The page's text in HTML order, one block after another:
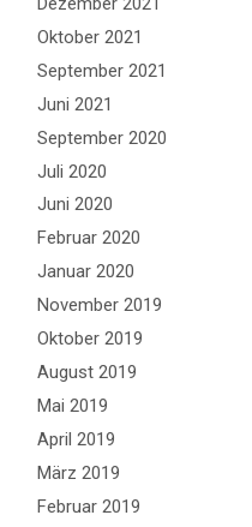
Oktober 2021
September 2021
Juni 2021
September 2020
Juli 2020
Juni 2020
Februar 2020
Januar 2020
November 2019
Oktober 2019
August 2019
Mai 2019
April 2019
März 2019
Februar 2019